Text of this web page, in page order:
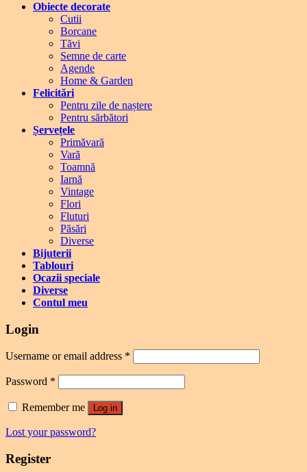
Obiecte decorate
Cutii
Borcane
Tăvi
Semne de carte
Agende
Home & Garden
Felicitări
Pentru zile de naștere
Pentru sărbători
Șervețele
Primăvară
Vară
Toamnă
Iarnă
Vintage
Flori
Fluturi
Păsări
Diverse
Bijuterii
Tablouri
Ocazii speciale
Diverse
Contul meu
Login
Username or email address *
Password *
Remember me Log in
Lost your password?
Register